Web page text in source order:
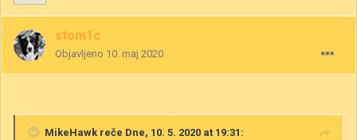
stom1c
Objavljeno 10. maj 2020
MikeHawk reče Dne, 10. 5. 2020 at 19:31: